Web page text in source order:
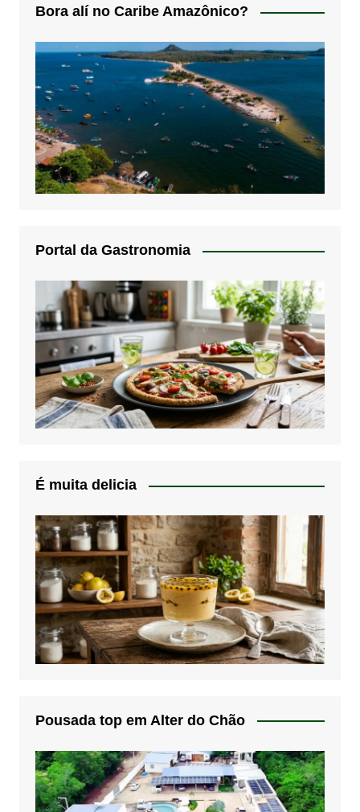
Bora alí no Caribe Amazônico?
Portal da Gastronomia
É muita delicia
Pousada top em Alter do Chão